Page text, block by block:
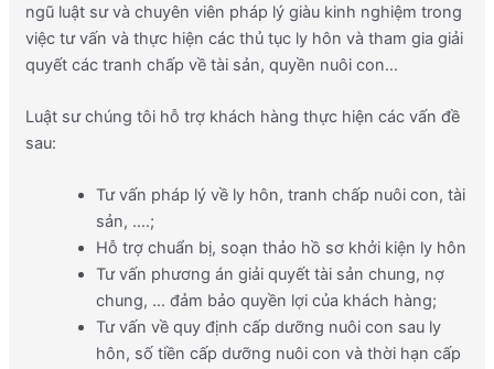
ngũ luật sư và chuyên viên pháp lý giàu kinh nghiệm trong
việc tư vấn và thực hiện các thủ tục ly hôn và tham gia giải
quyết các tranh chấp về tài sản, quyền nuôi con…
Luật sư chúng tôi hỗ trợ khách hàng thực hiện các vấn đề
sau:
Tư vấn pháp lý về ly hôn, tranh chấp nuôi con, tài
sản, ….;
Hỗ trợ chuẩn bị, soạn thảo hồ sơ khởi kiện ly hôn
Tư vấn phương án giải quyết tài sản chung, nợ
chung, … đảm bảo quyền lợi của khách hàng;
Tư vấn về quy định cấp dưỡng nuôi con sau ly
hôn, số tiền cấp dưỡng nuôi con và thời hạn cấp